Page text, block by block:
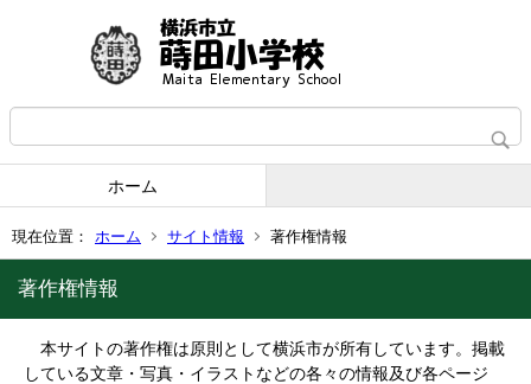
ホーム
現在位置： ホーム サイト情報 著作権情報
著作権情報
本サイトの著作権は原則として横浜市が所有しています。掲載
している文章・写真・イラストなどの各々の情報及び各ページ